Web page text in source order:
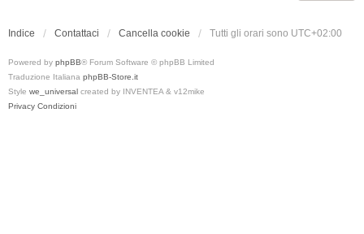
Indice Contattaci Cancella cookie Tutti gli orari sono UTC+02:00
Powered by phpBB® Forum Software © phpBB Limited
Traduzione Italiana phpBB-Store.it
Style we_universal created by INVENTEA & v12mike
Privacy Condizioni